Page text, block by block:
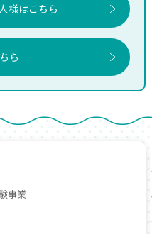
様はこちら
ら
事業